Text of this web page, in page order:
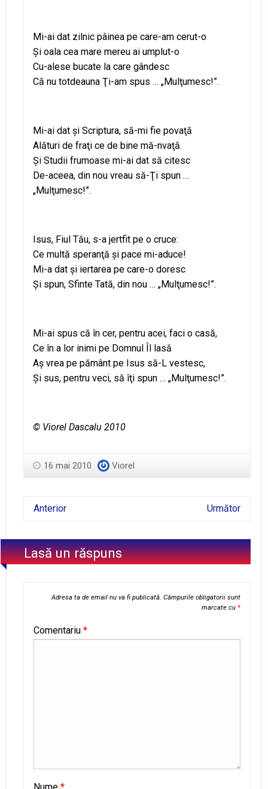
Mi-ai dat zilnic pâinea pe care-am cerut-o
Şi oala cea mare mereu ai umplut-o
Cu-alese bucate la care gândesc
Că nu totdeauna Ţi-am spus … „Mulţumesc!”.
Mi-ai dat şi Scriptura, să-mi fie povaţă
Alături de fraţi ce de bine mă-nvaţă.
Şi Studii frumoase mi-ai dat să citesc
De-aceea, din nou vreau să-Ţi spun …
„Mulţumesc!”.
Isus, Fiul Tău, s-a jertfit pe o cruce:
Ce multă speranţă şi pace mi-aduce!
Mi-a dat şi iertarea pe care-o doresc
Şi spun, Sfinte Tată, din nou … „Mulţumesc!”.
Mi-ai spus că în cer, pentru acei, faci o casă,
Ce în a lor inimi pe Domnul Îl lasă
Aş vrea pe pământ pe Isus să-L vestesc,
Şi sus, pentru veci, să îţi spun … „Mulţumesc!”.
© Viorel Dascalu 2010
16 mai 2010 Viorel
Anterior Următor
Lasă un răspuns
Adresa ta de email nu va fi publicată. Câmpurile obligatorii sunt
marcate cu *
Comentariu *